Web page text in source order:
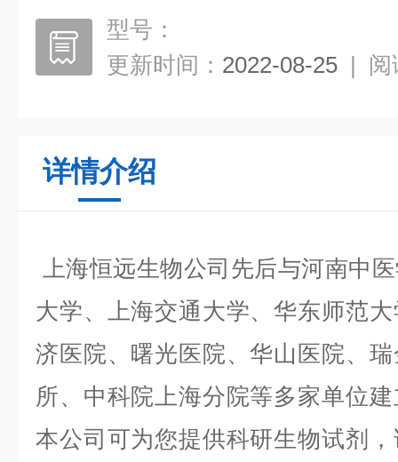
型号：
更新时间： 2022-08-25 | 阅
详情介绍
上海恒远生物公司先后与河南中
大学、上海交通大学、华东师范
济医院、曙光医院、华山医院、
所、中科院上海分院等多家单位
本公司可为您提供科研生物试剂